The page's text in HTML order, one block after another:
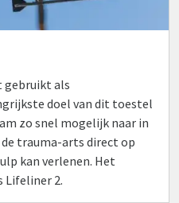
gebruikt als
doel van dit toestel
zo snel mogelijk naar in
trauma-arts direct op
kan verlenen. Het
Lifeliner 2.